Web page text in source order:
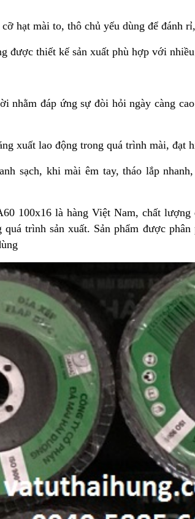
cỡ hạt mài to, thô chủ yếu dùng để đánh
được thiết kế sản xuất phù hợp với
nhằm đáp ứng sự đòi hỏi ngày càng
xuất lao động trong quá trình mài, đạt
sạch, khi mài êm tay, tháo lắp
100x16 là hàng Việt Nam, chất
trình sản xuất. Sản phẩm được